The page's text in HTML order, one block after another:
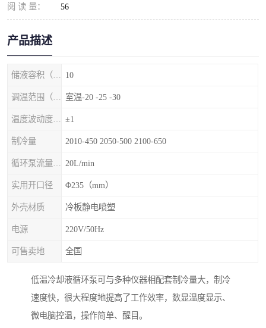
阅 读 量： 56
产品描述
10
室温-20 -25 -30
±1
制冷量 2010-450 2050-500 2100-650
20L/min
实用开口径 Φ235（mm）
外壳材质 冷板静电喷塑
电源 220V/50Hz
可售卖地 全国
低温冷却液循环泵可与多种仪器相配套制冷量大，制冷
速度快，很大程度地提高了工作效率，数显温度显示、
微电脑控温，操作简单、醒目。